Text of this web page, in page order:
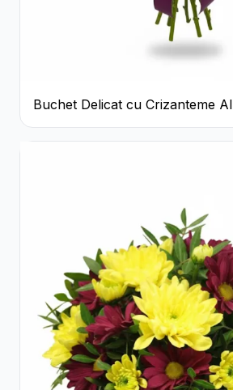
Buchet Delicat cu Crizanteme
Mov